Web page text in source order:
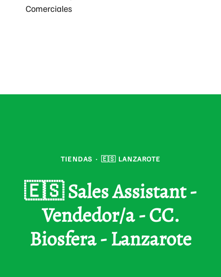
Comerciales
TIENDAS · 🇪🇸 LANZAROTE
🇪🇸 Sales Assistant -
Vendedor/a - CC.
Biosfera - Lanzarote